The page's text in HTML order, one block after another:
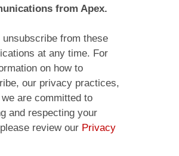
from Apex.
unsubscribe from these
at any time. For
on how to
our privacy practices,
are committed to
and respecting your
review our Privacy